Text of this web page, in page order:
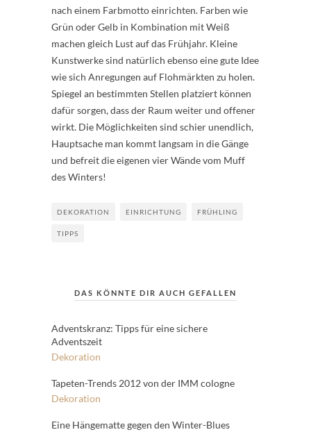
nach einem Farbmotto einrichten. Farben wie
Grün oder Gelb in Kombination mit Weiß
machen gleich Lust auf das Frühjahr. Kleine
Kunstwerke sind natürlich ebenso eine gute Idee
wie sich Anregungen auf Flohmärkten zu holen.
Spiegel an bestimmten Stellen platziert können
dafür sorgen, dass der Raum weiter und offener
wirkt. Die Möglichkeiten sind schier unendlich,
Hauptsache man kommt langsam in die Gänge
und befreit die eigenen vier Wände vom Muff
des Winters!
DEKORATION EINRICHTUNG FRÜHLING
TIPPS
DAS KÖNNTE DIR AUCH GEFALLEN
Adventskranz: Tipps für eine sichere
Adventszeit
Dekoration
Tapeten-Trends 2012 von der IMM cologne
Dekoration
Eine Hängematte gegen den Winter-Blues